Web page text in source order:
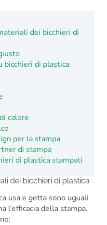
dei bicchieri di
bicchieri di plastica
calore
per la stampa
di stampa
di plastica stampati
dei bicchieri di plastica
usa e getta sono uguali
l’efficacia della stampa.